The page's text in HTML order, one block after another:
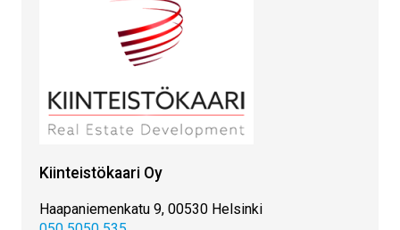
Kiinteistökaari Oy
Haapaniemenkatu 9, 00530 Helsinki